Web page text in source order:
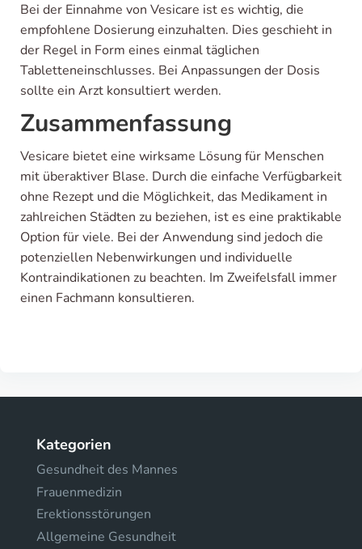
Bei der Einnahme von Vesicare ist es wichtig, die
empfohlene Dosierung einzuhalten. Dies geschieht in
der Regel in Form eines einmal täglichen
Tabletteneinschlusses. Bei Anpassungen der Dosis
sollte ein Arzt konsultiert werden.
Zusammenfassung
Vesicare bietet eine wirksame Lösung für Menschen
mit überaktiver Blase. Durch die einfache Verfügbarkeit
ohne Rezept und die Möglichkeit, das Medikament in
zahlreichen Städten zu beziehen, ist es eine praktikable
Option für viele. Bei der Anwendung sind jedoch die
potenziellen Nebenwirkungen und individuelle
Kontraindikationen zu beachten. Im Zweifelsfall immer
einen Fachmann konsultieren.
Kategorien
Gesundheit des Mannes
Frauenmedizin
Erektionsstörungen
Allgemeine Gesundheit